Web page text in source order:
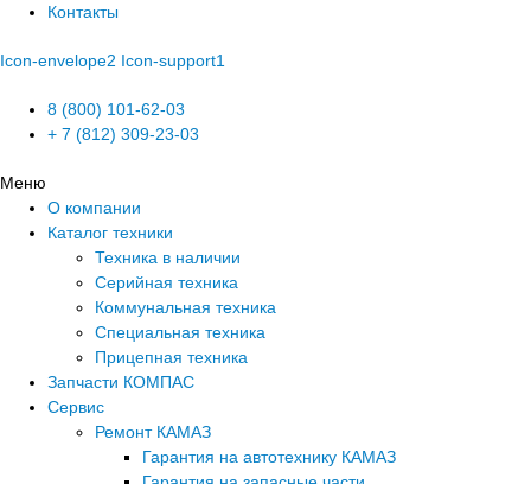
Контакты
Icon-envelope2 Icon-support1
8 (800) 101-62-03
+ 7 (812) 309-23-03
Меню
О компании
Каталог техники
Техника в наличии
Серийная техника
Коммунальная техника
Специальная техника
Прицепная техника
Запчасти КОМПАС
Сервис
Ремонт КАМАЗ
Гарантия на автотехнику КАМАЗ